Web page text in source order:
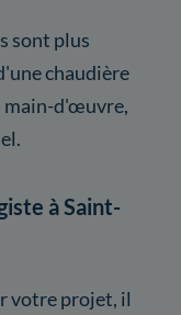
sont plus
chaudière
main-d'œuvre,
à Saint-
votre projet, il